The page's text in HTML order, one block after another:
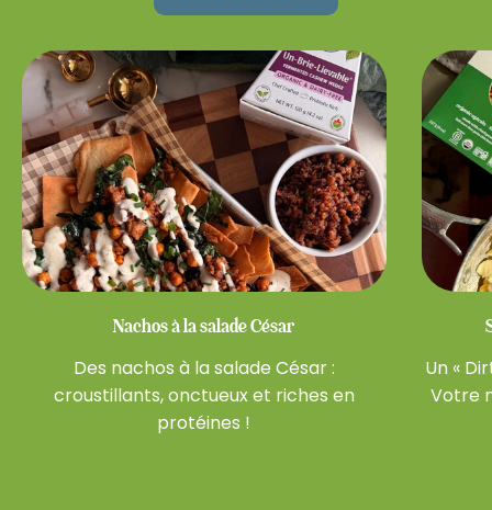
Nachos à la salade César
Des nachos à la salade César :
croustillants, onctueux et riches en
protéines !
Un «
Votre